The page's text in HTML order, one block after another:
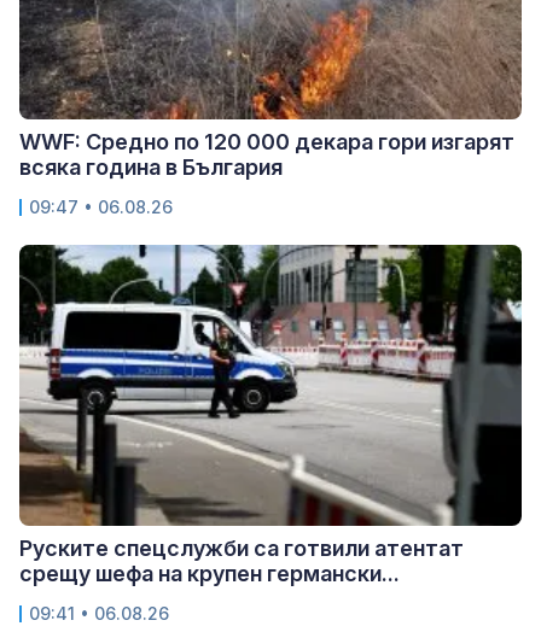
WWF: Средно по 120 000 декара гори изгарят
всяка година в България
09:47 • 06.08.26
Руските спецслужби са готвили атентат
срещу шефа на крупен германски...
09:41 • 06.08.26